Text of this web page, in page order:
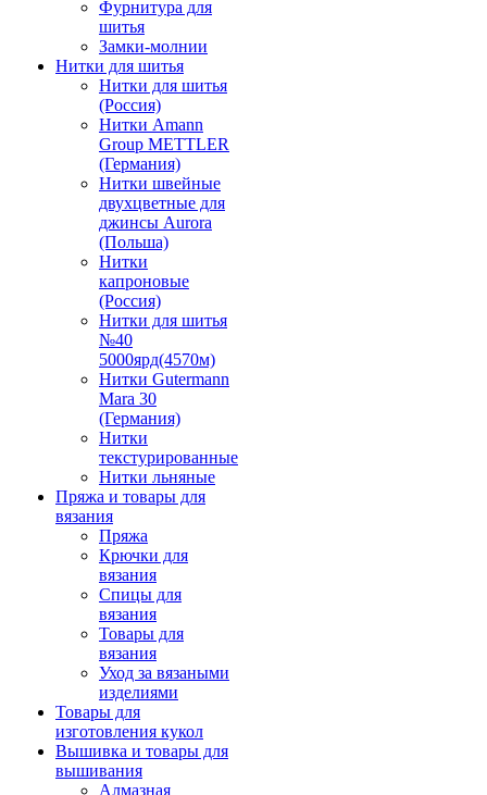
Фурнитура для
шитья
Замки-молнии
Нитки для шитья
Нитки для шитья
(Россия)
Нитки Amann
Group METTLER
(Германия)
Нитки швейные
двухцветные для
джинсы Aurora
(Польша)
Нитки
капроновые
(Россия)
Нитки для шитья
№40
5000ярд(4570м)
Нитки Gutermann
Mara 30
(Германия)
Нитки
текстурированные
Нитки льняные
Пряжа и товары для
вязания
Пряжа
Крючки для
вязания
Спицы для
вязания
Товары для
вязания
Уход за вязаными
изделиями
Товары для
изготовления кукол
Вышивка и товары для
вышивания
Алмазная